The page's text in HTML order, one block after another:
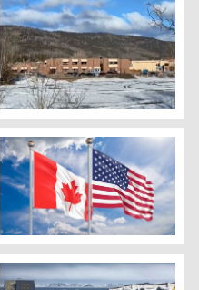
مقتل 9 أشخاص في إطلاق نار جماعي استهدف مدرسة ومنزلًا في كندا
رئيس الوزراء الكندي يعد